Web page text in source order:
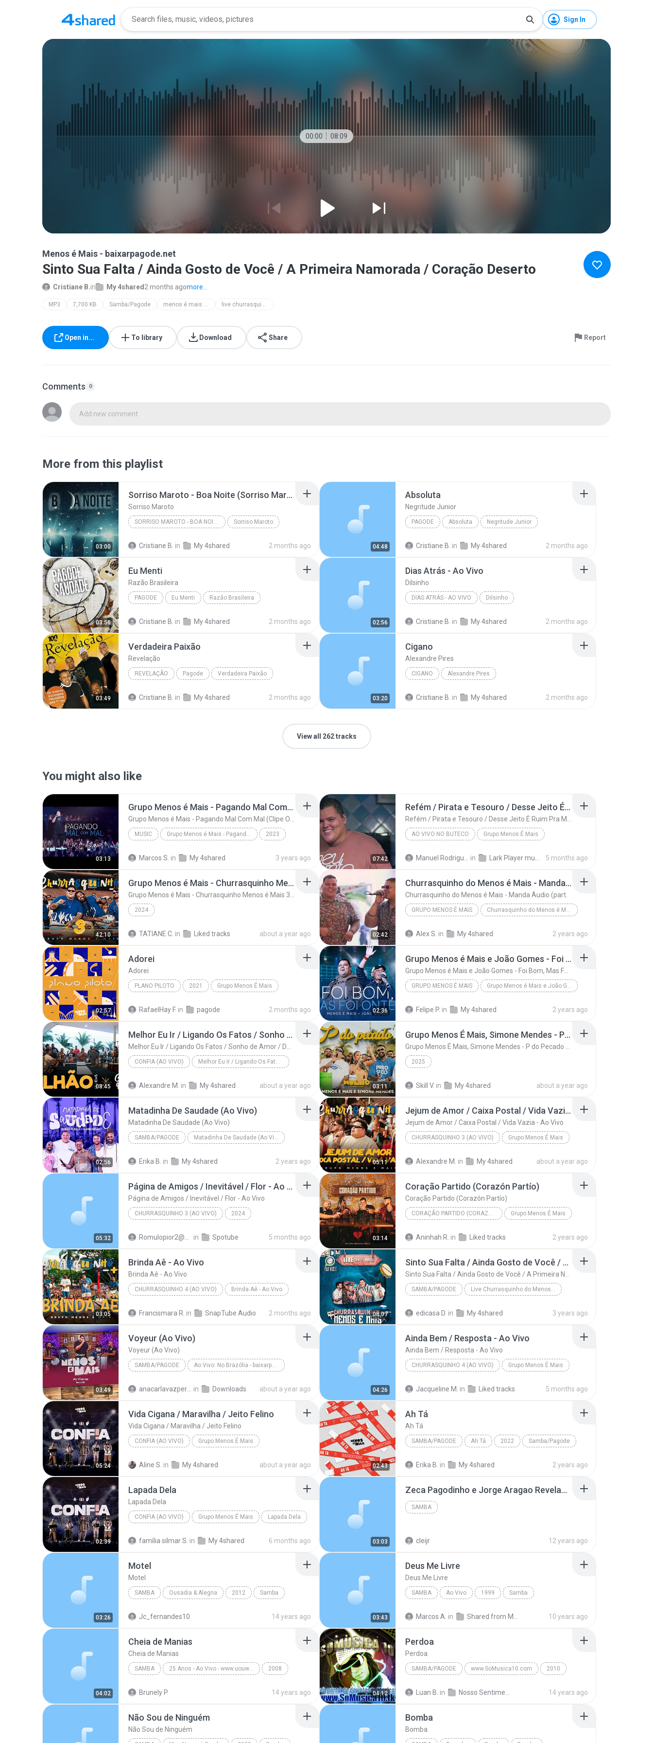
Sign In
00:00 08:09
Menos é Mais - baixarpagode.net
Sinto Sua Falta / Ainda Gosto de Você / A Primeira Namorada / Coração Deserto
Cristiane B.in My 4shared 2 months agomore...
MP3 7,700 KB Samba/Pagode menos é mais - baixarpagode.net live churrasquinho do menos é mais - baixarpagode.net
Open in... To library Download Share Report
Comments 0
Add new comment
More from this playlist
03:00
Sorriso Maroto - Boa Noite (Sorriso Maroto As Antigas)
Sorriso Maroto
SORRISO MAROTO - BOA NOITE (SORRISO MAROTO AS ANT... Sorriso Maroto
Cristiane B. in My 4shared 2 months ago 04:48
Absoluta
Negritude Junior
PAGODE Absoluta Negritude Junior
Cristiane B. in My 4shared 2 months ago
03:56
Eu Menti
Razão Brasileira
PAGODE Eu Menti Razão Brasileira
Cristiane B. in My 4shared 2 months ago 02:56
Dias Atrás - Ao Vivo
Dilsinho
DIAS ATRÁS - AO VIVO Dilsinho
Cristiane B. in My 4shared 2 months ago
03:49
Verdadeira Paixão
Revelação
REVELAÇÃO Pagode Verdadeira Paixão
Cristiane B. in My 4shared 2 months ago 03:20
Cigano
Alexandre Pires
CIGANO Alexandre Pires
Cristiane B. in My 4shared 2 months ago
View all 262 tracks
You might also like
03:13
Grupo Menos é Mais - Pagando Mal Com Mal (Clipe Oficial)
MUSIC Grupo Menos é Mais - Pagando Mal Com Mal (Clipe Oficial) 2023
Marcos S. in My 4shared 3 years ago 07:42
Refém / Pirata e Tesouro / Desse Jeito É Ruim Pra Mim - Ao Vivo
AO VIVO NO BUTECO Grupo Menos É Mais
in 5 months ago
42:10
Grupo Menos é Mais - Churrasquinho Menos é Mais 3 (DVD Completo)
2024
TATIANE C. in Liked tracks about a year ago 02:42
Churrasquinho do Menos é Mais - Manda Áudio (part.
Churrasquinho do Menos é Mais - Manda Áudio (part.
GRUPO MENOS É MAIS Churrasquinho do Menos é Mais - Manda Áudio (part.
Alex S. in My 4shared 2 years ago
02:57
Adorei
Adorei
PLANO PILOTO 2021 Grupo Menos É Mais
RafaelHay F. in pagode 2 months ago 02:36
Grupo Menos é Mais e João Gomes - Foi Bom, Mas Foi Ontem (Clipe Oficial)
GRUPO MENOS É MAIS Grupo Menos é Mais e João Gomes - Foi Bom, Mas Foi...
Felipe P. in My 4shared 2 years ago
08:45
Melhor Eu Ir / Ligando Os Fatos / Sonho de Amor / Deixa Eu Te Querer - Ao Vivo
CONFIA (AO VIVO) Melhor Eu Ir / Ligando Os Fatos / Sonho de Amor /...
Alexandre M. in My 4shared about a year ago 03:11
Grupo Menos É Mais, Simone Mendes - P do Pecado (Ao Vivo)
2025
Skill V. in My 4shared about a year ago
02:56
Matadinha De Saudade (Ao Vivo)
Matadinha De Saudade (Ao Vivo)
SAMBA/PAGODE Matadinha De Saudade (Ao Vivo)
Erika B. in My 4shared 2 years ago 05:11
Jejum de Amor / Caixa Postal / Vida Vazia - Ao Vivo
Jejum de Amor / Caixa Postal / Vida Vazia - Ao Vivo
CHURRASQUINHO 3 (AO VIVO) Grupo Menos É Mais
Alexandre M. in My 4shared about a year ago
05:32
Página de Amigos / Inevitável / Flor - Ao Vivo
Página de Amigos / Inevitável / Flor - Ao Vivo
CHURRASQUINHO 3 (AO VIVO) 2024
in Spotube 5 months ago 03:14
Coração Partido (Corazón Partío)
Coração Partido (Corazón Partío)
CORAÇÃO PARTIDO (CORAZÓN PARTÍO) (AO VIVO) Grupo Menos É Mais
Aninhah R. in Liked tracks 2 years ago
03:05
Brinda Aê - Ao Vivo
Brinda Aê - Ao Vivo
CHURRASQUINHO 4 (AO VIVO) Brinda Aê - Ao Vivo
Francismara R. in SnapTube Audio 2 months ago 08:07
Sinto Sua Falta / Ainda Gosto de Você / A Primeira Namorada / Coração Deserto
SAMBA/PAGODE Live Churrasquinho do Menos é Mais - baixarpagode.net
Sinto Sua Falta / Ainda Gosto de Você / A Primeira...
edicasa D. in My 4shared 3 years ago
03:49
Voyeur (Ao Vivo)
Voyeur (Ao Vivo)
SAMBA/PAGODE Ao Vivo: No Brazólia - baixarpagode.net
in Downloads about a year ago 04:26
Ainda Bem / Resposta - Ao Vivo
Ainda Bem / Resposta - Ao Vivo
CHURRASQUINHO 4 (AO VIVO) Grupo Menos É Mais
Jacqueline M. in Liked tracks 5 months ago
05:24
Vida Cigana / Maravilha / Jeito Felino
Vida Cigana / Maravilha / Jeito Felino
CONFIA (AO VIVO) Grupo Menos É Mais
Aline S. in My 4shared about a year ago 02:43
Ah Tá
Ah Tá
SAMBA/PAGODE Ah Tá 2022 Samba/Pagode
Erika B. in My 4shared 2 years ago
02:39
Lapada Dela
Lapada Dela
CONFIA (AO VIVO) Grupo Menos É Mais Lapada Dela
família silmar S. in My 4shared 6 months ago 03:03
Zeca Pagodinho e Jorge Aragao Revelacao - Vem ficar Comigo (1).mp3
SAMBA
cleijr 12 years ago
03:26
Motel
Motel
SAMBA Ousadia & Alegria 2012 Samba
Jc_fernandes10 14 years ago 03:43
Deus Me Livre
Deus Me Livre
SAMBA Ao Vivo 1999 Samba
Marcos A. in 10 years ago
04:02
Cheia de Manias
Cheia de Manias
SAMBA 25 Anos - Ao Vivo - www.uouwww.com 2008
Brunely P. 14 years ago 04:12
Perdoa
Perdoa
SAMBA/PAGODE www.SoMusica10.com 2010
Luan B. in 14 years ago
Não Sou de Ninguém
Não Sou de Ninguém
Bomba
Bomba